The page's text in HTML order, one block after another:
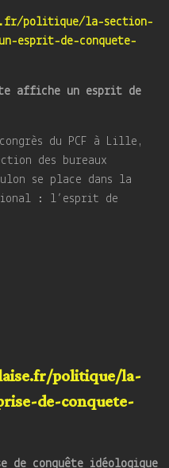
politique/la-section-
esprit-de-conquete-
affiche un esprit de
du PCF à Lille,
des bureaux
se place dans la
: l’esprit de
politique/la-
de-conquete-
de conquête idéologique